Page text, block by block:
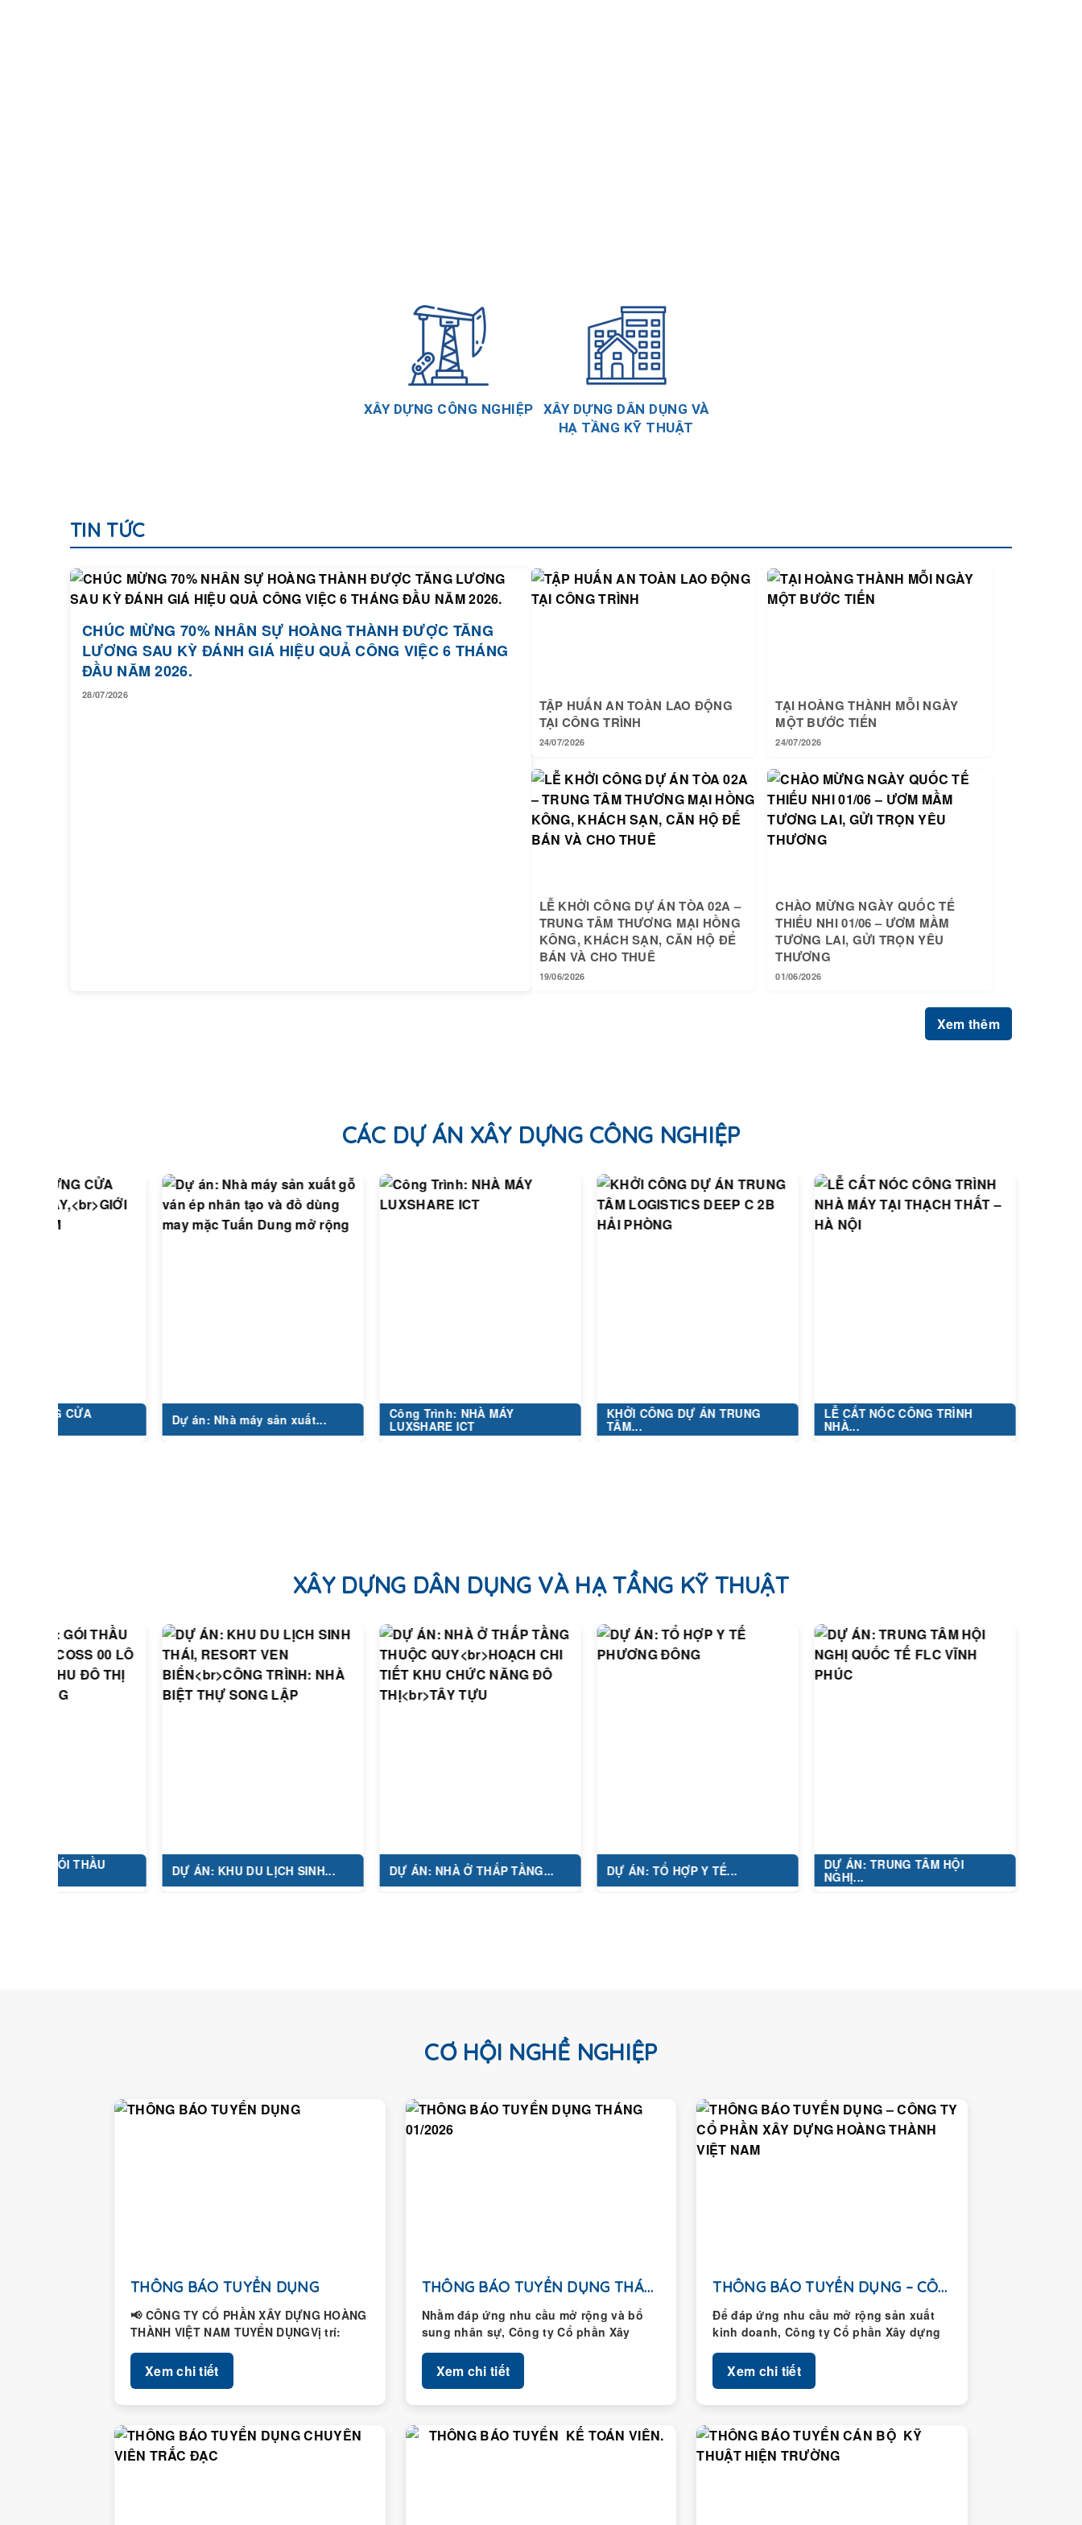
XÂY DỰNG CÔNG NGHIỆP
XÂY DỰNG DÂN DỤNG VÀ
HẠ TẦNG KỸ THUẬT
TIN TỨC
CHÚC MỪNG 70% NHÂN SỰ HOÀNG THÀNH ĐƯỢC TĂNG
LƯƠNG SAU KỲ ĐÁNH GIÁ HIỆU QUẢ CÔNG VIỆC 6 THÁNG
ĐẦU NĂM 2026.
28/07/2026
TẬP HUẤN AN TOÀN LAO ĐỘNG
TẠI CÔNG TRÌNH
24/07/2026
TẠI HOÀNG THÀNH MỖI NGÀY
MỘT BƯỚC TIẾN
24/07/2026
LỄ KHỞI CÔNG DỰ ÁN TÒA 02A –
TRUNG TÂM THƯƠNG MẠI HỒNG
KÔNG, KHÁCH SẠN, CĂN HỘ ĐỂ
BÁN VÀ CHO THUÊ
19/06/2026
CHÀO MỪNG NGÀY QUỐC TẾ
THIẾU NHI 01/06 – ƯƠM MẦM
TƯƠNG LAI, GỬI TRỌN YÊU
THƯƠNG
01/06/2026
Xem thêm
CÁC DỰ ÁN XÂY DỰNG CÔNG NGHIỆP
Dự án: Nhà máy sản xuất...
Công Trình: NHÀ MÁY
LUXSHARE ICT
KHỞI CÔNG DỰ ÁN TRUNG
LỄ CẤT NÓC CÔNG TRÌNH
XÂY DỰNG DÂN DỤNG VÀ HẠ TẦNG KỸ THUẬT
THẦU DỰ ÁN: KHU DU LỊCH SINH... DỰ ÁN: NHÀ Ở THẤP TẦNG... DỰ ÁN: TỔ HỢP Y TẾ...
DỰ ÁN: TRUNG TÂM HỘI
CƠ HỘI NGHỀ NGHIỆP
THÔNG BÁO TUYỂN DỤNG
📢 CÔNG TY CỔ PHẦN XÂY DỰNG HOÀNG
THÀNH VIỆT NAM TUYỂN DỤNGVị trí:
Xem chi tiết
THÔNG BÁO TUYỂN DỤNG THÁNG 01/2026
Nhằm đáp ứng nhu cầu mở rộng và bổ
sung nhân sự, Công ty Cổ phần Xây
Xem chi tiết
THÔNG BÁO TUYỂN DỤNG – CÔNG TY CỔ...
Để đáp ứng nhu cầu mở rộng sản xuất
kinh doanh, Công ty Cổ phần Xây dựng
Xem chi tiết